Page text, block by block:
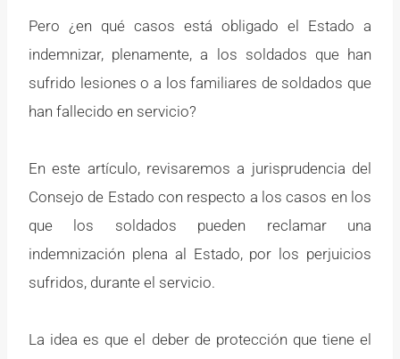
Pero ¿en qué casos está obligado el Estado a
indemnizar, plenamente, a los soldados que han
sufrido lesiones o a los familiares de soldados que
han fallecido en servicio?
En este artículo, revisaremos a jurisprudencia del
Consejo de Estado con respecto a los casos en los
que los soldados pueden reclamar una
indemnización plena al Estado, por los perjuicios
sufridos, durante el servicio.
La idea es que el deber de protección que tiene el